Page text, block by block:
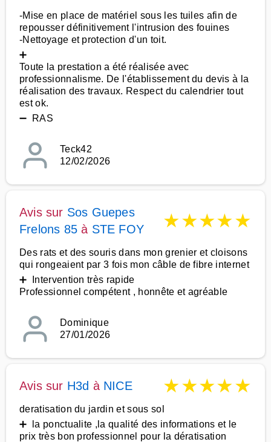
-Mise en place de matériel sous les tuiles afin de
repousser définitivement l'intrusion des fouines
-Nettoyage et protection d'un toit.
➕
Toute la prestation a été réalisée avec
professionnalisme. De l'établissement du devis à la
réalisation des travaux. Respect du calendrier tout
est ok.
➖ RAS
Teck42
12/02/2026
Avis sur Sos Guepes
Frelons 85 à STE FOY ★★★★★
Des rats et des souris dans mon grenier et cloisons
qui rongeaient par 3 fois mon câble de fibre internet
➕ Intervention très rapide
Professionnel compétent , honnête et agréable
Dominique
27/01/2026
Avis sur H3d à NICE ★★★★★
deratisation du jardin et sous sol
➕ la ponctualite ,la qualité des informations et le
prix très bon professionnel pour la dératisation